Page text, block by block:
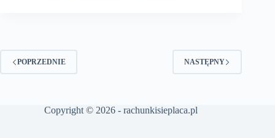
POPRZEDNIE NASTĘPNY
Copyright © 2026 - rachunkisieplaca.pl